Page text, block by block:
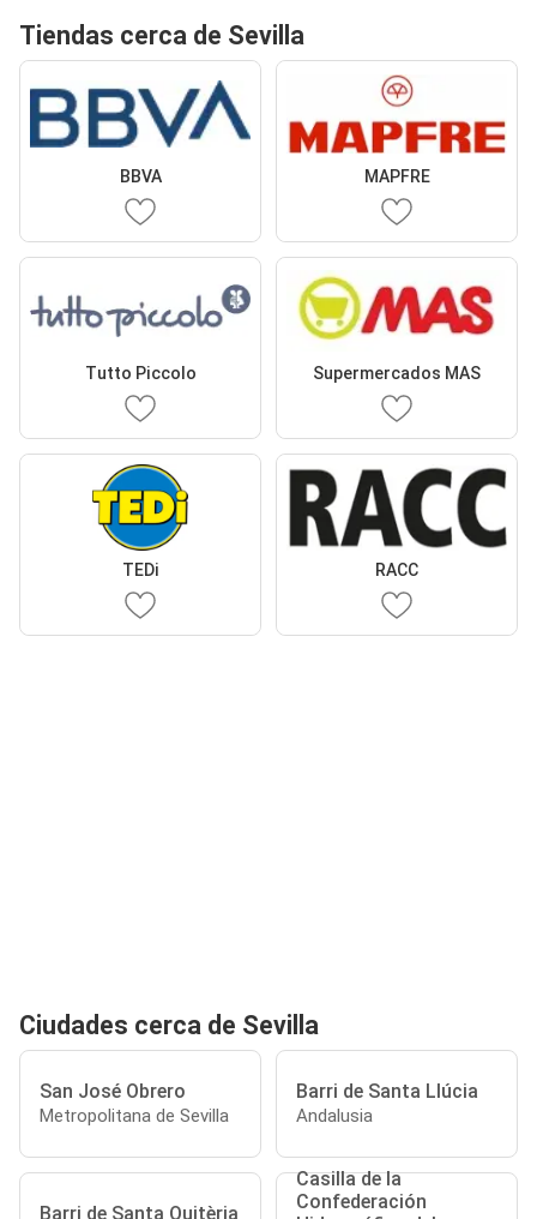
Tiendas cerca de Sevilla
BBVA MAPFRE
Tutto Piccolo Supermercados MAS
TEDi RACC
Ciudades cerca de Sevilla
San José Obrero
Metropolitana de Sevilla
Barri de Santa Llúcia
Andalusia
Barri de Santa Quitèria
Casilla de la
Confederación